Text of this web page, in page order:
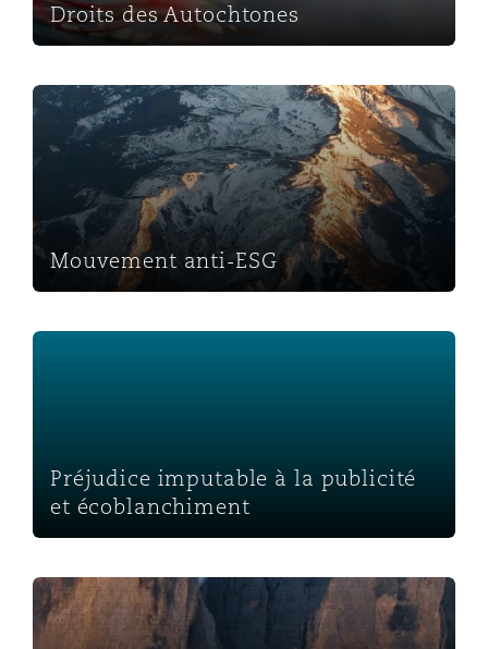
Droits des Autochtones
Mouvement anti-ESG
Mouvement anti-ESG
Préjudice imputable à la publicité et écoblanchiment
Préjudice imputable à la publicité
et écoblanchiment
Responsabilité des sièges sociaux